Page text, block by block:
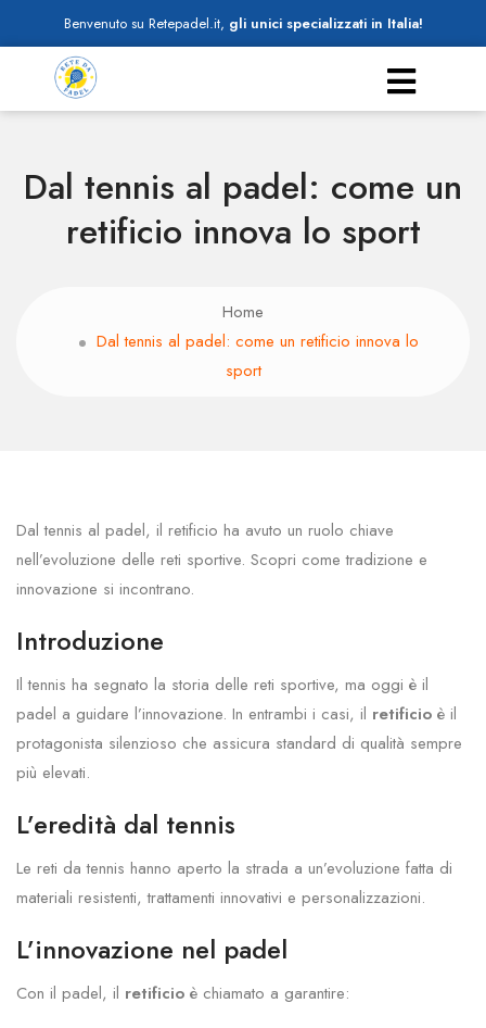
Benvenuto su Retepadel.it, gli unici specializzati in Italia!
Dal tennis al padel: come un
retificio innova lo sport
Home
Dal tennis al padel: come un retificio innova lo
sport
Dal tennis al padel, il retificio ha avuto un ruolo chiave
nell’evoluzione delle reti sportive. Scopri come tradizione e
innovazione si incontrano.
Introduzione
Il tennis ha segnato la storia delle reti sportive, ma oggi è il
padel a guidare l’innovazione. In entrambi i casi, il retificio è il
protagonista silenzioso che assicura standard di qualità sempre
più elevati.
L’eredità dal tennis
Le reti da tennis hanno aperto la strada a un’evoluzione fatta di
materiali resistenti, trattamenti innovativi e personalizzazioni.
L’innovazione nel padel
Con il padel, il retificio è chiamato a garantire: